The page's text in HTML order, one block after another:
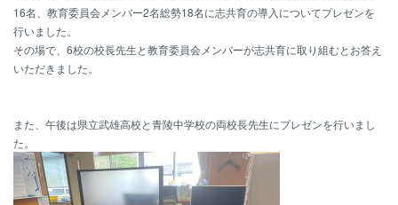
16名、教育委員会メンバー2名総勢18名に志共育の導入についてプレゼンを
行いました。
その場で、 6校の校長先生と教育委員会メンバーが志共育に取り組むとお答え
いただきました。
また、午後は県立武雄高校と青陵中学校の両校長先生にプレゼンを行いまし
た。